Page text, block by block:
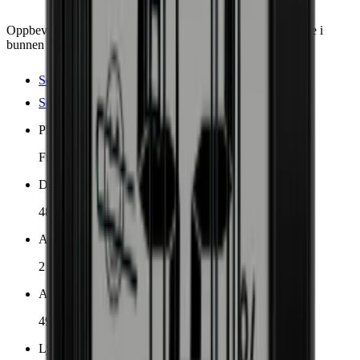
Oppbevar 49 flasker i 2 soner og med en elegant displayhylle i
bunnen av skapet.
Se produktdetaljer
Se spesifikasjoner
Plassering
Frittstående
Dimensjoner (BxHxD cm)
48 x 84.5 x 57.5 cm
Antall kjølesoner
2 soner
Antall flasker (Bordeaux)
49
Lydnivå